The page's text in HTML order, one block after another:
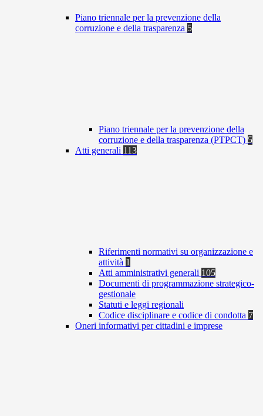
Piano triennale per la prevenzione della
corruzione e della trasparenza 5
Piano triennale per la prevenzione della
corruzione e della trasparenza (PTPCT) 5
Atti generali 113
Riferimenti normativi su organizzazione e
attività 1
Atti amministrativi generali 105
Documenti di programmazione strategico-
gestionale
Statuti e leggi regionali
Codice disciplinare e codice di condotta 7
Oneri informativi per cittadini e imprese